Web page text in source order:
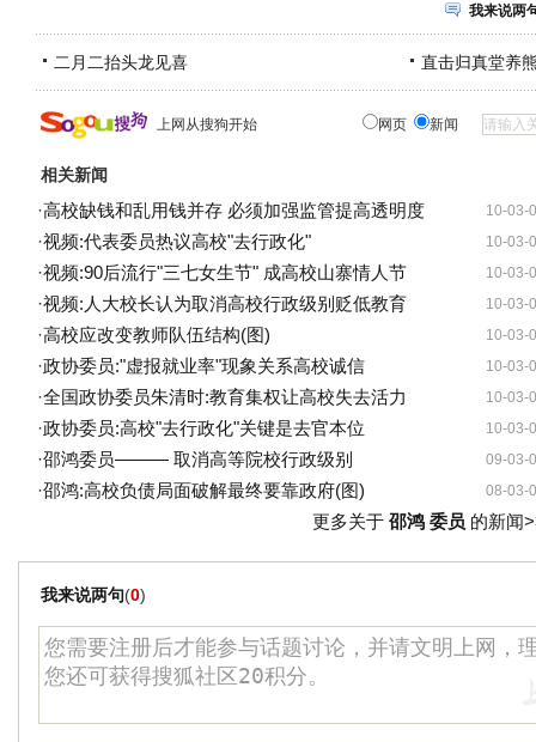
我来说两
二月二抬头龙见喜 直击归真堂养
上网从搜狗开始 网页 新闻
相关新闻
10-03-
·高校缺钱和乱用钱并存 必须加强监管提高透明度
10-03-
·视频:代表委员热议高校"去行政化"
10-03-
·视频:90后流行"三七女生节" 成高校山寨情人节
10-03-
·视频:人大校长认为取消高校行政级别贬低教育
10-03-
·高校应改变教师队伍结构(图)
10-03-
·政协委员:"虚报就业率"现象关系高校诚信
10-03-
·全国政协委员朱清时:教育集权让高校失去活力
10-03-
·政协委员:高校"去行政化"关键是去官本位
09-03-
·邵鸿委员——— 取消高等院校行政级别
08-03-
·邵鸿:高校负债局面破解最终要靠政府(图)
更多关于 邵鸿 委员 的新闻
我来说两句(0)